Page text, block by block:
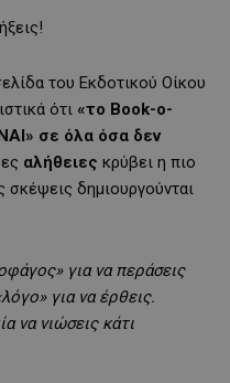
του Εκδοτικού Οίκου
ότι «το Book-o-
σε όλα όσα δεν
αλήθειες κρύβει η πιο
δημιουργούνται
για να περάσεις
για να έρθεις.
να νιώσεις κάτι